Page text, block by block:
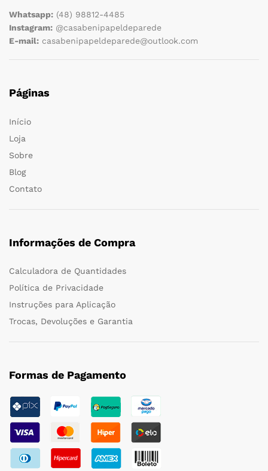
Whatsapp: (48) 98812-4485
Instagram: @casabenipapeldeparede
E-mail: casabenipapeldeparede@outlook.com
Páginas
Início
Loja
Sobre
Blog
Contato
Informações de Compra
Calculadora de Quantidades
Política de Privacidade
Instruções para Aplicação
Trocas, Devoluções e Garantia
Formas de Pagamento